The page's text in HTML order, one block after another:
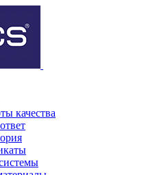
качества